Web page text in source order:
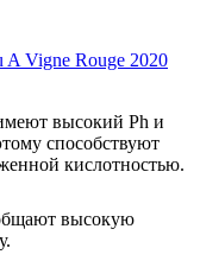
высокий Ph и
способствуют
кислотностью.
высокую